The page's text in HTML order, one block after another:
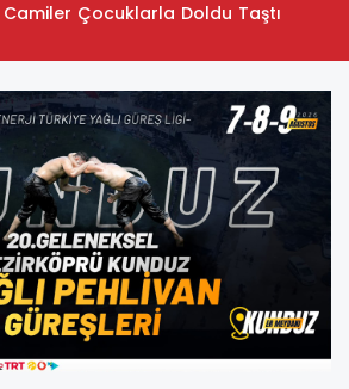
Çocuklarla Doldu Taştı